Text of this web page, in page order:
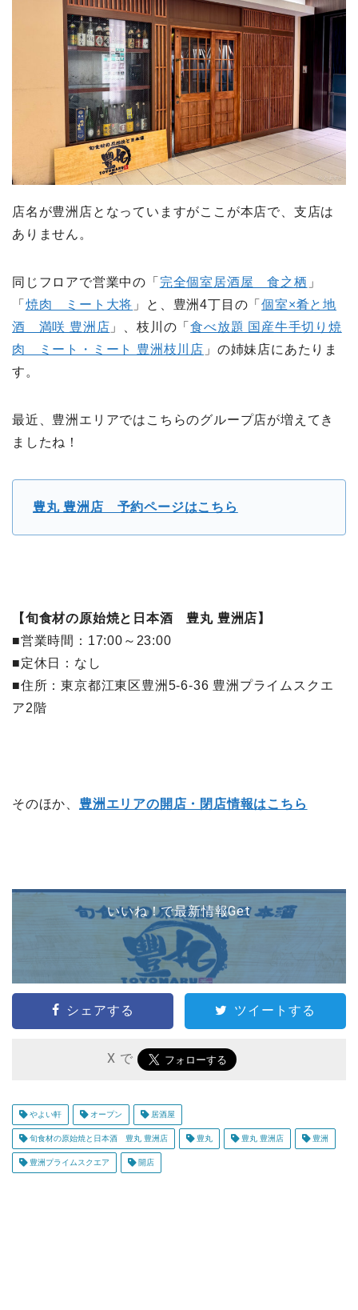
店名が豊洲店となっていますがここが本店で、支店は
ありません。
同じフロアで営業中の「 完全個室居酒屋 食之栖 」
「 焼肉 ミート大将 」と、豊洲4丁目の「個室×肴と地
酒 満咲 豊洲店 」、枝川の「食べ放題 国産牛手切り焼
肉 ミート・ミート 豊洲枝川店 」の姉妹店にあたりま
す。
最近、豊洲エリアではこちらのグループ店が増えてき
ましたね！
豊丸 豊洲店 予約ページはこちら
【旬食材の原始焼と日本酒 豊丸 豊洲店】
■営業時間：17:00～23:00
■定休日：なし
■住所：東京都江東区豊洲5-6-36 豊洲プライムスクエ
ア2階
そのほか、 豊洲エリアの開店・閉店情報はこちら
いいね！で最新情報Get
シェアする ツイートする
X で
やよい軒 オープン 居酒屋
旬食材の原始焼と日本酒 豊丸 豊洲店 豊丸 豊丸 豊洲店 豊洲
豊洲プライムスクエア 開店